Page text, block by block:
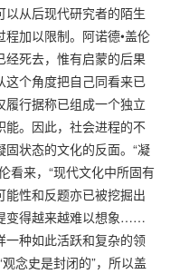
从后现代研究者的陌生
加以限制。阿诺德•盖伦
经死去，惟有启蒙的后果
这个角度把自己同看来已
行据称已组成一个独立
能。因此，社会进程的不
状态的文化的反面。“凝
看来，“现代文化中所固有
性和反题亦已被挖掘出
变得越来越难以想象……
一种如此活跃和复杂的领
念史是封闭的”，所以盖